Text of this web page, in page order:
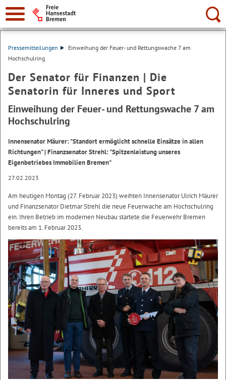
Suche:
Pressemitteilungen
Einweihung der Feuer- und Rettungswache 7 am
Hochschulring
Der Senator für Finanzen | Die
Senatorin für Inneres und Sport
Einweihung der Feuer- und Rettungswache 7 am
Hochschulring
Innensenator Mäurer: "Standort ermöglicht schnelle Einsätze in allen
Richtungen" | Finanzsenator Strehl: "Spitzenleistung unseres
Eigenbetriebes Immobilien Bremen"
27.02.2023
Am heutigen Montag (27. Februar 2023) weihten Innensenator Ulrich Mäurer
und Finanzsenator Dietmar Strehl die neue Feuerwache am Hochschulring
ein. Ihren Betrieb im modernen Neubau startete die Feuerwehr Bremen
bereits am 1. Februar 2023.